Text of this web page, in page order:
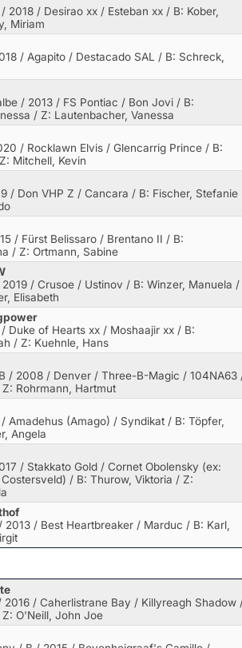
2018 / Desirao xx / Esteban xx/ B: Kober,
Miriam
/ Agapito / Destacado SAL
/ B: Schreck,
/ 2013 / FS Pontiac / Bon Jovi/ B:
/ Z: Lautenbacher, Vanessa
/ Rocklawn Elvis / Glencarrig Prince/ B:
Mitchell, Kevin
/ Don VHP Z / Cancara / B: Fischer, Stefanie
/ Fürst Belissaro / Brentano II / B:
/ Z: Ortmann, Sabine
/ Crusoe / Ustinov / B: Winzer, Manuela /
Elisabeth
Duke of Hearts xx / Moshaajir xx/ B:
/ Z: Kuehnle, Hans
/ 2008 / Denver / Three-B-Magic / 104NA63
Rohrmann, Hartmut
Amadehus (Amago) / Syndikat/ B: Töpfer,
Angela
/ Stakkato Gold / Cornet Obolensky (ex:
/ B: Thurow, Viktoria / Z:
2013 / Best Heartbreaker / Marduc / B: Karl,
2016 / Caherlistrane Bay / Killyreagh Shadow
O'Neill, John Joe